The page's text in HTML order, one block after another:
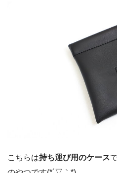
こちらは持ち運び用のケース